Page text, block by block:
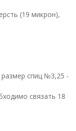
(19 микрон),
спиц №3,25 -
связать 18